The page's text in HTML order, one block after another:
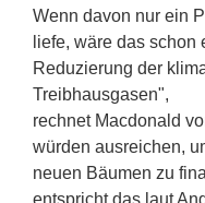
Wenn davon nur ein
liefe, wäre das
Reduzierung der
Treibhausgasen",
rechnet Macdonald
würden ausreichen,
neuen Bäumen zu